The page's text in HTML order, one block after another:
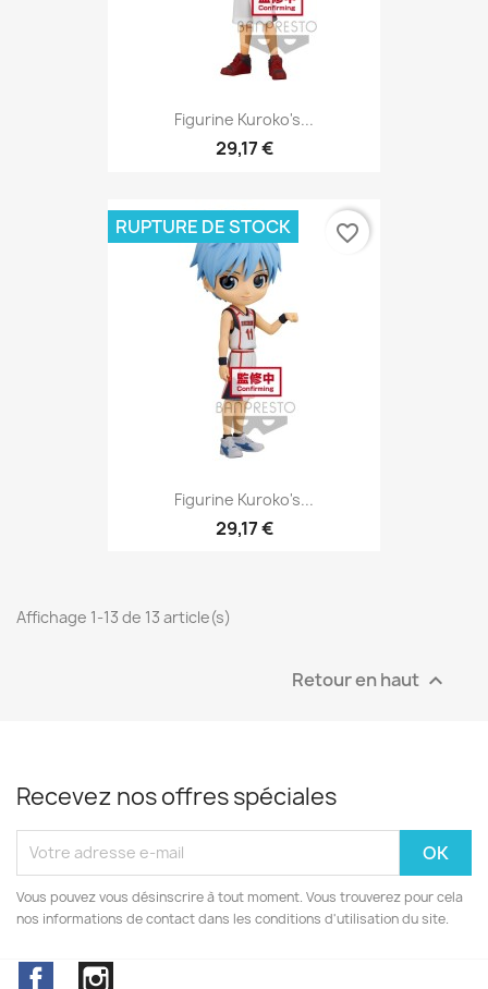
Figurine Kuroko's...
29,17 €
Figurine Kuroko's...
29,17 €
RUPTURE DE STOCK favorite_border
Affichage 1-13 de 13 article(s)
Retour en haut 
Recevez nos offres spéciales
Vous pouvez vous désinscrire à tout moment. Vous trouverez pour cela
nos informations de contact dans les conditions d'utilisation du site.
Facebook